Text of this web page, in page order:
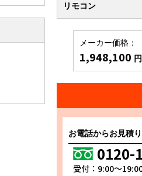
リモコン
メーカー価格：
1,948,100 円
お電話からお見積り
0120-
受付：9:00～